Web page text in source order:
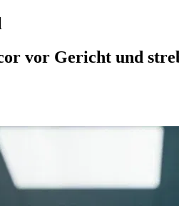
vor Gericht und